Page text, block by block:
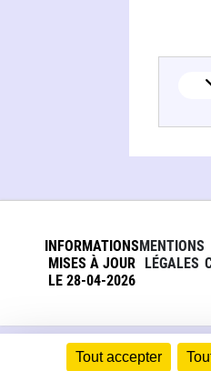
Tout accepter
INFORMATIONS
MISES À JOUR
LE 28-04-2026
MENTIONS
LÉGALES